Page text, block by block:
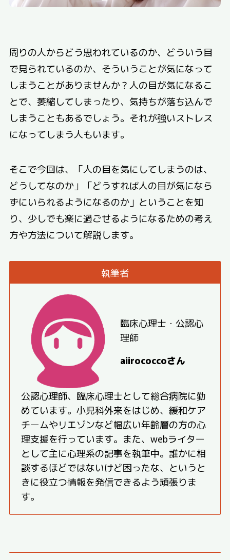
周りの人からどう思われているのか、どういう目
で見られているのか、そういうことが気になって
しまうことがありませんか？人の目が気になるこ
とで、萎縮してしまったり、気持ちが落ち込んで
しまうこともあるでしょう。それが強いストレス
になってしまう人もいます。
そこで今回は、「人の目を気にしてしまうのは、
どうしてなのか」「どうすれば人の目が気になら
ずにいられるようになるのか」ということを知
り、少しでも楽に過ごせるようになるための考え
方や方法について解説します。
執筆者
臨床心理士・公認心
理師
aiirococcoさん
公認心理師、臨床心理士として総合病院に勤
めています。小児科外来をはじめ、緩和ケア
チームやリエゾンなど幅広い年齢層の方の心
理支援を行っています。また、webライター
として主に心理系の記事を執筆中。誰かに相
談するほどではないけど困ったな、というと
きに役立つ情報を発信できるよう頑張りま
す。